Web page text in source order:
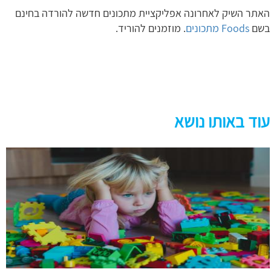
האתר השיק לאחרונה אפליקציית מתכונים חדשה להורדה בחינם
בשם Foods מתכונים . מוזמנים להוריד.
עוד באותו נושא